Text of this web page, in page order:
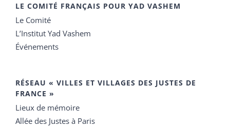
LE COMITÉ FRANÇAIS POUR YAD VASHEM
Le Comité
L’Institut Yad Vashem
Événements
RÉSEAU « VILLES ET VILLAGES DES JUSTES DE
FRANCE »
Lieux de mémoire
Allée des Justes à Paris